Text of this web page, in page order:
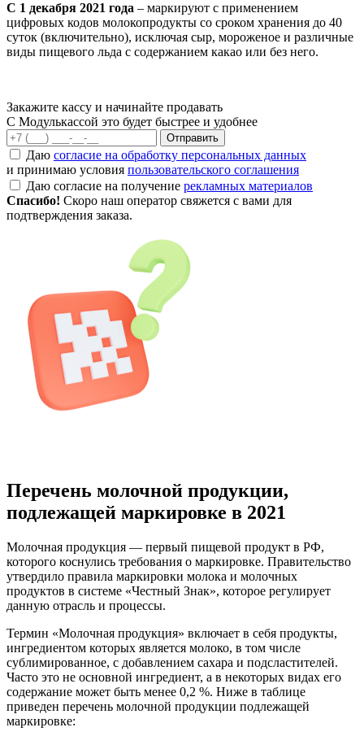
С 1 декабря 2021 года – маркируют с применением
цифровых кодов молокопродукты со сроком хранения до 40
суток (включительно), исключая сыр, мороженое и различные
виды пищевого льда с содержанием какао или без него.
Закажите кассу и начинайте продавать
С Модулькассой это будет быстрее и удобнее
Отправить
Даю согласие на обработку персональных данных
и принимаю условия пользовательского соглашения
Даю согласие на получение рекламных материалов
Спасибо! Скоро наш оператор свяжется с вами для
подтверждения заказа.
Перечень молочной продукции,
подлежащей маркировке в 2021
Молочная продукция — первый пищевой продукт в РФ,
которого коснулись требования о маркировке. Правительство
утвердило правила маркировки молока и молочных
продуктов в системе «Честный Знак», которое регулирует
данную отрасль и процессы.
Термин «Молочная продукция» включает в себя продукты,
ингредиентом которых является молоко, в том числе
сублимированное, с добавлением сахара и подсластителей.
Часто это не основной ингредиент, а в некоторых видах его
содержание может быть менее 0,2 %. Ниже в таблице
приведен перечень молочной продукции подлежащей
маркировке: